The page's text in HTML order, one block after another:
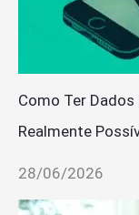
Como Ter
Realmente
28/06/2026